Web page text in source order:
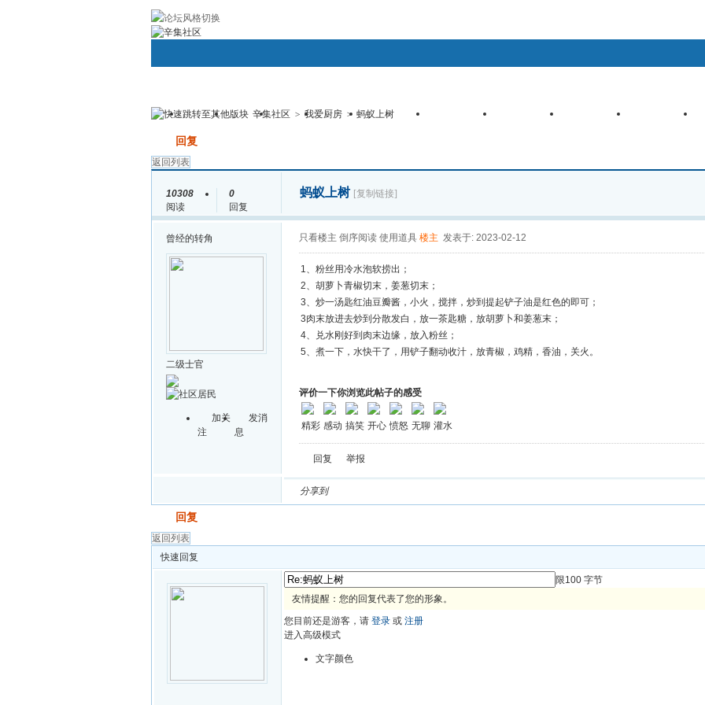
首页 圈子 论坛 群组 辛集微博 心情签到 道具中心 购买辛币 任务中心
用户名： 密码： 找回密码
辛集社区 > 我爱厨房 > 蚂蚁上树
回复
返回列表
10308
阅读
0
回复
蚂蚁上树 [复制链接]
曾经的转角
二级士官
加关
注
发消
息
只看楼主 倒序阅读 使用道具 楼主 发表于: 2023-02-12
1、粉丝用冷水泡软捞出；
2、胡萝卜青椒切末，姜葱切末；
3、炒一汤匙红油豆瓣酱，小火，搅拌，炒到提起铲子油是红色的即可；
3肉末放进去炒到分散发白，放一茶匙糖，放胡萝卜和姜葱末；
4、兑水刚好到肉末边缘，放入粉丝；
5、煮一下，水快干了，用铲子翻动收汁，放青椒，鸡精，香油，关火。
评价一下你浏览此帖子的感受
精彩 感动 搞笑 开心 愤怒 无聊 灌水
回复 举报
分享到
回复
返回列表
快速回复
限100 字节
友情提醒：您的回复代表了您的形象。
您目前还是游客，请 登录 或 注册
进入高级模式
文字颜色